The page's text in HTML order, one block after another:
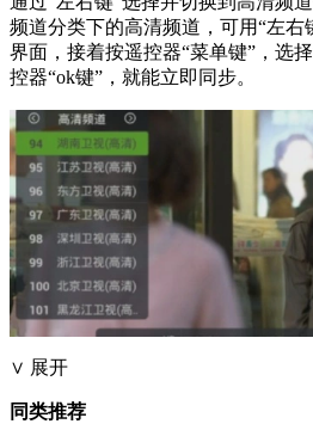
频道分类下的高清频道，可用“左右
界面，接着按遥控器“菜单键”，选
控器“ok键”，就能立即同步。
∨ 展开
同类推荐